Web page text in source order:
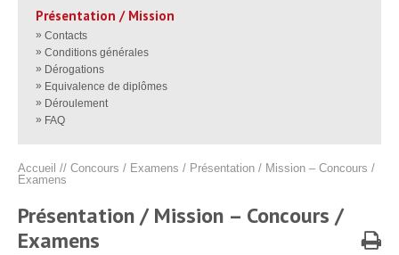
Concours/Examens
Emploi
Carrières/RH
Protection sociale
Documentation ▼
e-services ▼
Présentation / Mission
Contacts
Conditions générales
Dérogations
Equivalence de diplômes
Déroulement
FAQ
Accueil // Concours / Examens / Présentation / Mission – Concours /
Examens
Présentation / Mission – Concours /
Examens